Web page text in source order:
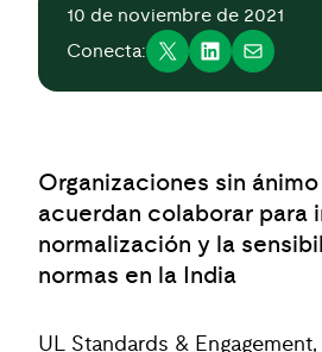
10 de noviembre de 2021
Conecta:
Organizaciones sin
acuerdan colaborar para
normalización y la
normas en la India
UL Standards &